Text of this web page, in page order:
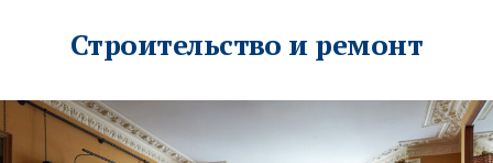
Строительство и ремонт